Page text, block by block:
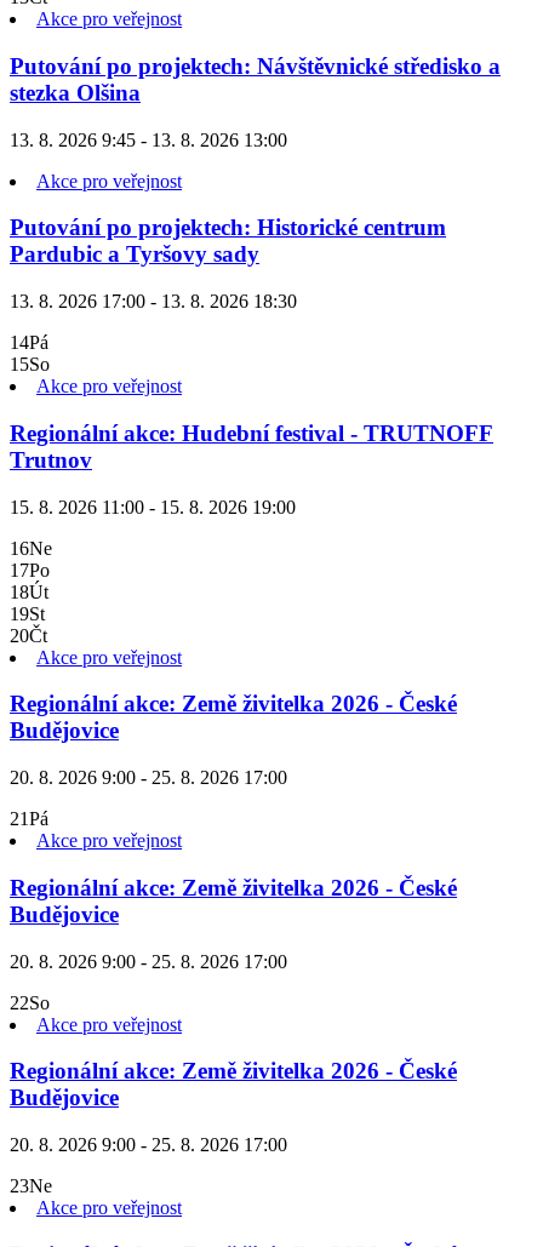
Akce pro veřejnost
Putování po projektech: Návštěvnické středisko a
stezka Olšina
13. 8. 2026 9:45 - 13. 8. 2026 13:00
Akce pro veřejnost
Putování po projektech: Historické centrum
Pardubic a Tyršovy sady
13. 8. 2026 17:00 - 13. 8. 2026 18:30
14Pá
15So
Akce pro veřejnost
Regionální akce: Hudební festival - TRUTNOFF
Trutnov
15. 8. 2026 11:00 - 15. 8. 2026 19:00
16Ne
17Po
18Út
19St
20Čt
Akce pro veřejnost
Regionální akce: Země živitelka 2026 - České
Budějovice
20. 8. 2026 9:00 - 25. 8. 2026 17:00
21Pá
Akce pro veřejnost
Regionální akce: Země živitelka 2026 - České
Budějovice
20. 8. 2026 9:00 - 25. 8. 2026 17:00
22So
Akce pro veřejnost
Regionální akce: Země živitelka 2026 - České
Budějovice
20. 8. 2026 9:00 - 25. 8. 2026 17:00
23Ne
Akce pro veřejnost